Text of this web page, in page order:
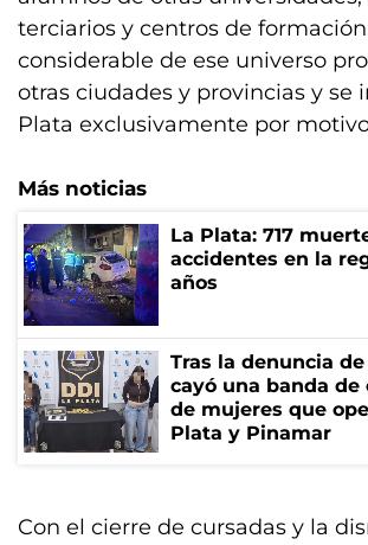
terciarios y centros de
considerable de ese universo
otras ciudades y provincias y se
Plata exclusivamente por
Más noticias
La Plata: 717
accidentes en la
años
Tras la denuncia
cayó una banda de
de mujeres que
Plata y Pinamar
Con el cierre de cursadas y la